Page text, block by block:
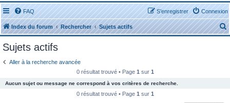
FAQ Connexion
S’enregistrer
Index du forum Rechercher Sujets actifs
e
Sujets actifs
Aller à la recherche avancée
0 résultat trouvé • Page 1 sur 1
Aucun sujet ou message ne correspond à vos critères de recherche.
0 résultat trouvé • Page 1 sur 1